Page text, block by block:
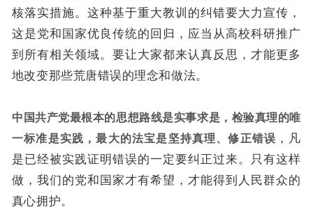
核落实措施。这种基于重大教训的纠错要大力宣传，
这是党和国家优良传统的回归，应当从高校科研推广
到所有相关领域。要让大家都来认真反思，才能更多
地改变那些荒唐错误的理念和做法。
中国共产党最根本的思想路线是实事求是，检验真理的唯
一标准是实践，最大的法宝是坚持真理、修正错误 ，凡
是已经被实践证明错误的一定要纠正过来。只有这样
做，我们的党和国家才有希望，才能得到人民群众的
真心拥护。